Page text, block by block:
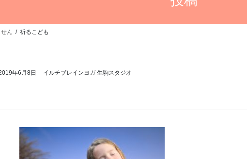
ん 祈るこども
年6月8日 イルチブレインヨガ 生駒スタジオ